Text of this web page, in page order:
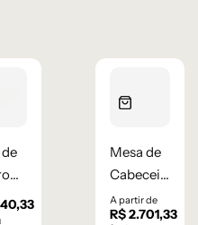
Mesa de
Cabeceira
Flow 3
gavetas –
A partir de
R$2.701,33